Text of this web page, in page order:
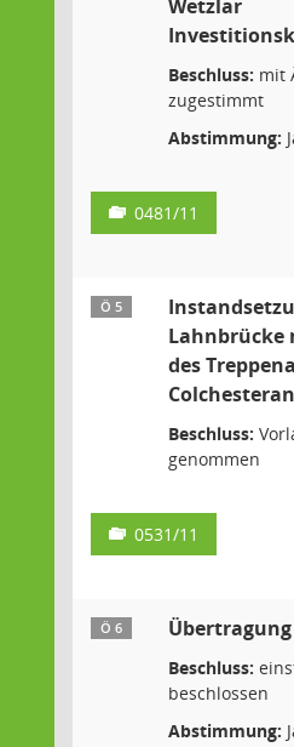
Wetzlar
Beschluss: mit
zugestimmt
Abstimmung:
0481/11
Ö 5
Lahnbrücke
des
Beschluss:
genommen
0531/11
Ö 6
Beschluss:
beschlossen
Abstimmung: